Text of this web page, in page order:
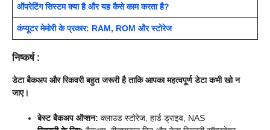
ऑपरेटिंग सिस्टम क्या है और यह कैसे काम करता है?
कंप्यूटर मेमोरी के प्रकार: RAM, ROM और स्टोरेज
निष्कर्ष :
डेटा बैकअप और रिकवरी बहुत जरूरी है ताकि आपका महत्वपूर्ण डेटा कभी खो न
जाए।
बेस्ट बैकअप ऑप्शन: क्लाउड स्टोरेज, हार्ड ड्राइव, NAS